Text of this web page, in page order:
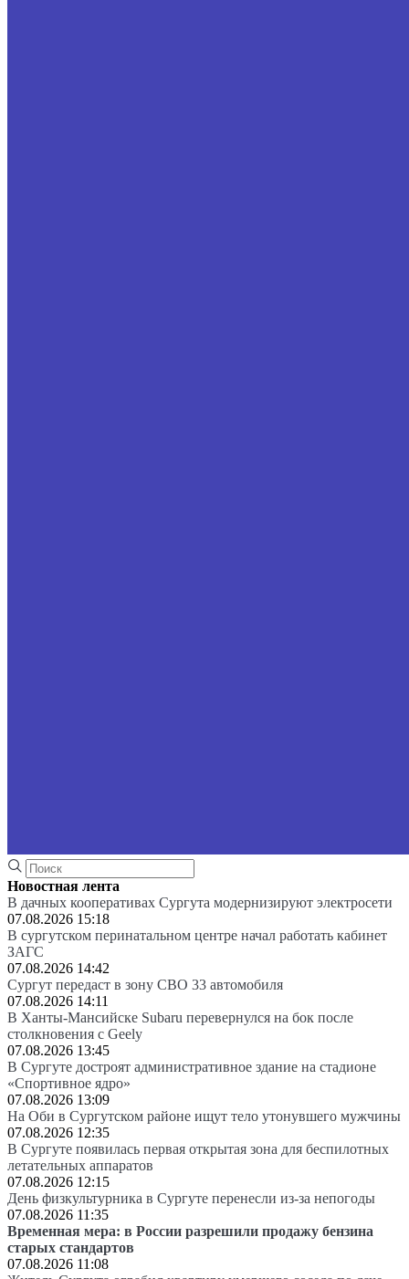
Новостная лента
В дачных кооперативах Сургута модернизируют электросети
07.08.2026 15:18
В сургутском перинатальном центре начал работать кабинет
ЗАГС
07.08.2026 14:42
Сургут передаст в зону СВО 33 автомобиля
07.08.2026 14:11
В Ханты-Мансийске Subaru перевернулся на бок после
столкновения с Geely
07.08.2026 13:45
В Сургуте достроят административное здание на стадионе
«Спортивное ядро»
07.08.2026 13:09
На Оби в Сургутском районе ищут тело утонувшего мужчины
07.08.2026 12:35
В Сургуте появилась первая открытая зона для беспилотных
летательных аппаратов
07.08.2026 12:15
День физкультурника в Сургуте перенесли из-за непогоды
07.08.2026 11:35
Временная мера: в России разрешили продажу бензина
старых стандартов
07.08.2026 11:08